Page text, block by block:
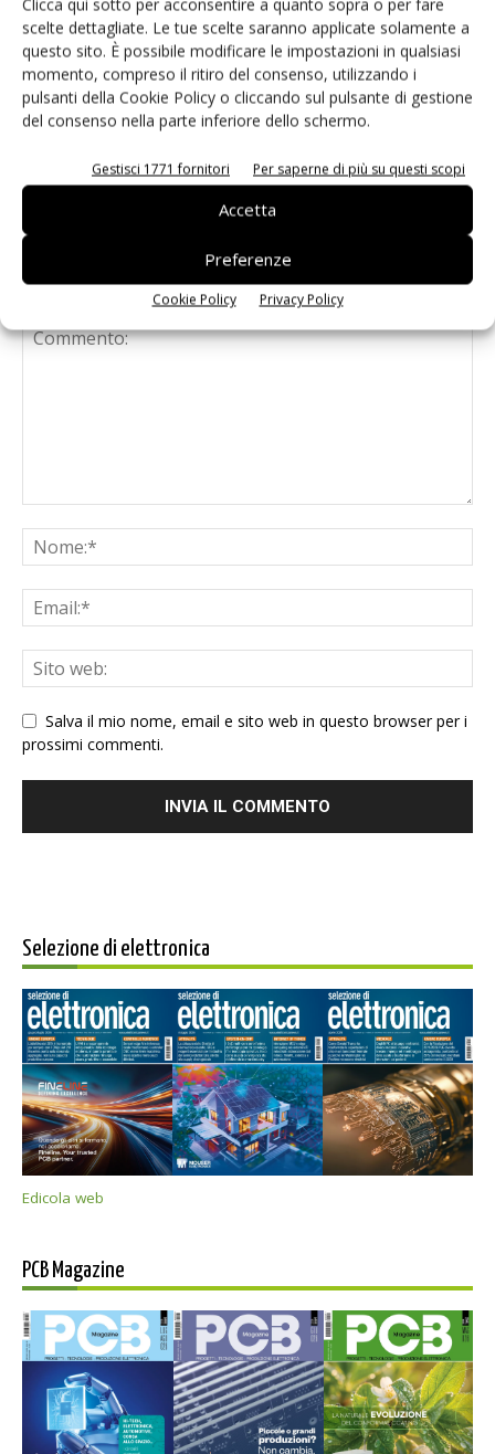
scelte dettagliate. Le tue scelte saranno applicate solamente a
questo sito. È possibile modificare le impostazioni in qualsiasi
momento, compreso il ritiro del consenso, utilizzando i
pulsanti della Cookie Policy o cliccando sul pulsante di gestione
del consenso nella parte inferiore dello schermo.
Gestisci 1771 fornitori Per saperne di più su questi scopi
Accetta
Preferenze
Cookie Policy Privacy Policy
vita
Nuovi traguardi per la densità di
potenza
Salva il mio nome, email e sito web in questo browser per i
prossimi commenti.
Selezione di elettronica
Edicola web
PCB Magazine